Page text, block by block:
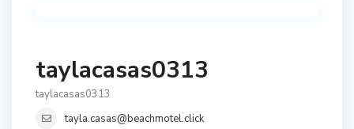
taylacasas0313
taylacasas0313
tayla.casas@beachmotel.click